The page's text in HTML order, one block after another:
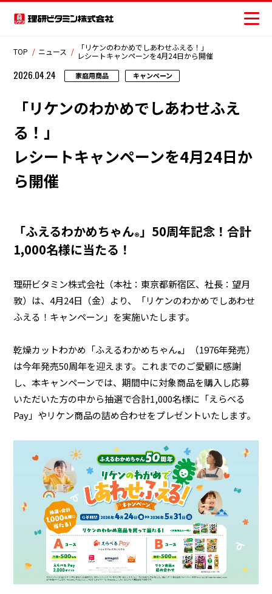
業務用商品
企業情報
EN
ニュース
レシピ
おいしさの提案
お客様相談センター
TOP ニュース
「リケンのわかめでしあわせふえる！」
レシートキャンペーンを4月24日から開催
2026.04.24 家庭用商品 キャンペーン
「リケンのわかめでしあわせふえ
る！」
レシートキャンペーンを4月24日か
ら開催
「ふえるわかめちゃん®」50周年記念！合計
1,000名様に当たる！
理研ビタミン株式会社（本社：東京都新宿区、社長：望月
敦）は、4月24日（金）より、「リケンのわかめでしあわせ
ふえる！キャンペーン」を実施いたします。
乾燥カットわかめ「ふえるわかめちゃん® 」（1976年発売）
は今年発売50周年を迎えます。これまでのご愛顧に感謝
し、本キャンペーンでは、期間中に対象商品を購入し応募
いただいた方の中から抽選で合計1,000名様に「えらべる
Pay」やリケン商品の詰め合わせをプレゼントいたします。